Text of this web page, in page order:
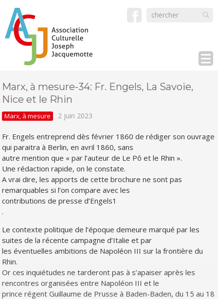
Marx, à mesure-34: Fr. Engels, La Savoie,
Nice et le Rhin
Marx, à mesure 2 juin 2023
Fr. Engels entreprend dès février 1860 de rédiger son ouvrage
qui paraitra à Berlin, en avril 1860, sans
autre mention que « par l’auteur de Le Pô et le Rhin ».
Une rédaction rapide, on le constate.
A vrai dire, les apports de cette brochure ne sont pas
remarquables si l’on compare avec les
contributions de presse d’Engels1
.
Le contexte politique de l’époque demeure marqué par les
suites de la récente campagne d’Italie et par
les éventuelles ambitions de Napoléon III sur la frontière du
Rhin.
Or ces inquiétudes ne tarderont pas à s’apaiser après les
rencontres organisées entre Napoléon III et le
prince régent Guillaume de Prusse à Baden-Baden, du 15 au 18